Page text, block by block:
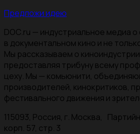
Предложи идею
DOC.ru — индустриальное медиа
в документальном кино и не
Мы рассказываем о
предоставляя трибуну всему
цеху. Мы — комьюнити,
производителей, кинокритиков,
фестивального движения и
115093, Россия, г. Москва,
корп. 57, стр. 3